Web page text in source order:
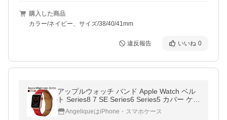
購入した商品
カラー/ネイビー、サイズ/38/40/41mm
違反報告 いいね 0
アップルウォッチ バンド Apple Watch ベル
ト Series8 7 SE Series6 Series5 カバー ケー
ス 女性 おしゃれ 44mm 40mm 42mm 38mm
45mm 47mm 49mm
AngeliqueはiPhone・スマホケース